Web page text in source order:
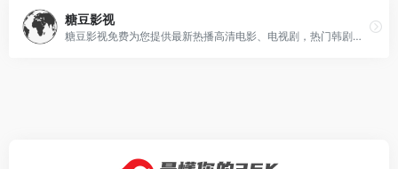
糖豆影视
糖豆影视免费为您提供最新热播高清电影、电视剧，热门韩剧，欧美大片在线观看，每天更新好看的电视剧，最新综艺秀，明星信息与相关电影电视剧，影视大全电影网同时提供电影电视剧演员表，角色等相关内容，影视大全高清影院是影视爱好者们的电影家园！